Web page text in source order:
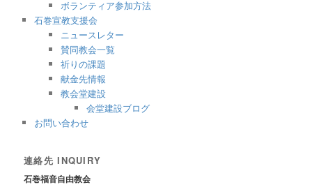
ボランティア参加方法
石巻宣教支援会
ニュースレター
賛同教会一覧
祈りの課題
献金先情報
教会堂建設
会堂建設ブログ
お問い合わせ
連絡先 INQUIRY
石巻福音自由教会